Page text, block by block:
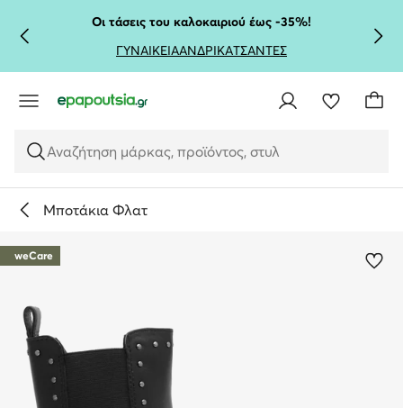
ΜΕΤΆΒΑΣΗ ΣΤΟ ΚΎΡΙΟ ΠΕΡΙΕΧΌΜΕΝΟ
ΜΕΤΆΒΑΣΗ ΣΤΗΝ ΑΝΑΖΉΤΗΣΗ
Οι τάσεις του καλοκαιριού έως -35%!
ΓΥΝΑΙΚΕΙΑΑΝΔΡΙΚΑΤΣΑΝΤΕΣ
Αναζήτηση μάρκας, προϊόντος, στυλ
Μποτάκια Φλατ
weCare